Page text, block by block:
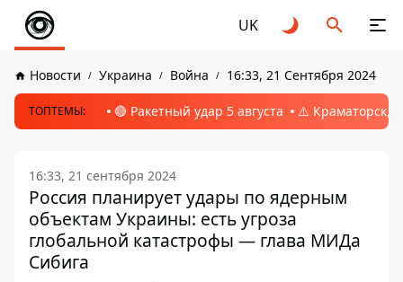
UK
Новости Украина Война 16:33, 21 Сентября 2024
ТОПТЕМЫ: 🔴 Ракетный удар 5 августа ⚠️ Краматорск,
16:33, 21 сентября 2024
Россия планирует удары по ядерным
объектам Украины: есть угроза
глобальной катастрофы — глава МИДа
Сибига